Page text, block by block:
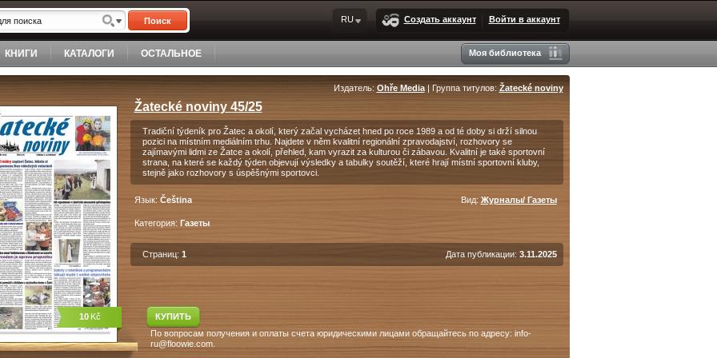
Поиск Создать аккаунт Войти в аккаунт
RU
КНИГИ КАТАЛОГИ ОСТАЛЬНОЕ Моя библиотека
10Kč
Издатель: Ohře Media| Группа титулов: Žatecké noviny
Žatecké noviny 45/25
Tradiční týdeník pro Žatec a okolí, který začal vycházet hned po roce 1989 a od té doby si drží silnou
pozici na místním mediálním trhu. Najdete v něm kvalitní regionální zpravodajství, rozhovory se
zajímavými lidmi ze Žatce a okolí, přehled, kam vyrazit za kulturou či zábavou. Kvalitní je také sportovní
strana, na které se každý týden objevují výsledky a tabulky soutěží, které hrají místní sportovní kluby,
stejně jako rozhovory s úspěšnými sportovci.
Язык: Čeština Вид: Журналы/ Газеты
Категория: Газеты
Страниц: 1 Дата публикации: 3.11.2025
КУПИТЬ
По вопросам получения и оплаты счета юридическими лицами обращайтесь по адресу: info-
ru@floowie.com.